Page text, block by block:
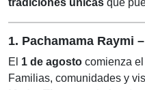
1. Pachamama Raymi
El 1 de agosto comienza
Familias, comunidades y